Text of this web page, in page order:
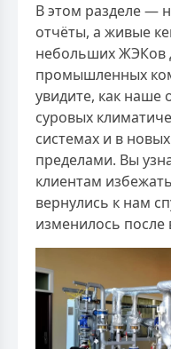
В этом разделе —
отчёты, а живые
небольших ЖЭКов
промышленных
увидите, как наше
суровых
системах и в
пределами. Вы
клиентам
вернулись к нам
изменилось после